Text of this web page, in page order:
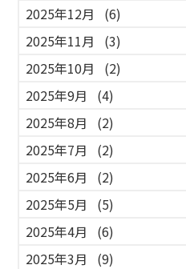
2025年12月
(6)
2025年11月
(3)
2025年10月
(2)
2025年9月
(4)
2025年8月
(2)
2025年7月
(2)
2025年6月
(2)
2025年5月
(5)
2025年4月
(6)
2025年3月
(9)